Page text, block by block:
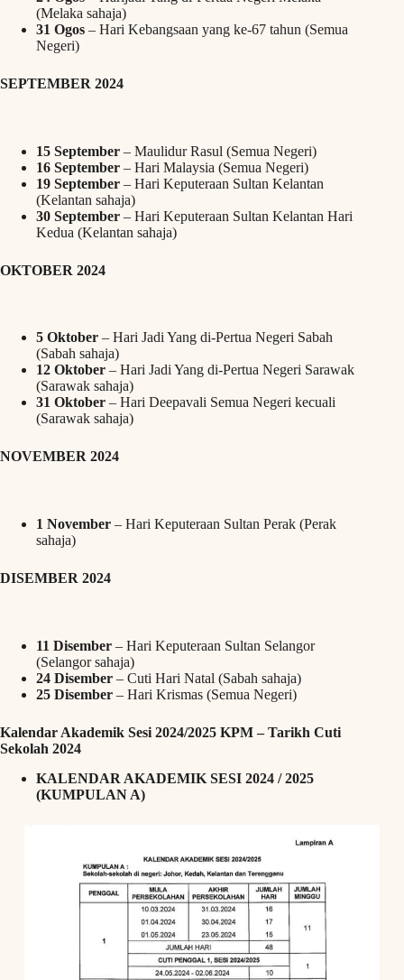
(Melaka sahaja)
31 Ogos – Hari Kebangsaan yang ke-67 tahun (Semua
Negeri)
SEPTEMBER 2024
15 September – Maulidur Rasul (Semua Negeri)
16 September – Hari Malaysia (Semua Negeri)
19 September – Hari Keputeraan Sultan Kelantan
(Kelantan sahaja)
30 September – Hari Keputeraan Sultan Kelantan Hari
Kedua (Kelantan sahaja)
OKTOBER 2024
5 Oktober – Hari Jadi Yang di-Pertua Negeri Sabah
(Sabah sahaja)
12 Oktober – Hari Jadi Yang di-Pertua Negeri Sarawak
(Sarawak sahaja)
31 Oktober – Hari Deepavali Semua Negeri kecuali
(Sarawak sahaja)
NOVEMBER 2024
1 November – Hari Keputeraan Sultan Perak (Perak
sahaja)
DISEMBER 2024
11 Disember – Hari Keputeraan Sultan Selangor
(Selangor sahaja)
24 Disember – Cuti Hari Natal (Sabah sahaja)
25 Disember – Hari Krismas (Semua Negeri)
Kalendar Akademik Sesi 2024/2025 KPM – Tarikh Cuti
Sekolah 2024
KALENDAR AKADEMIK SESI 2024 / 2025
(KUMPULAN A)